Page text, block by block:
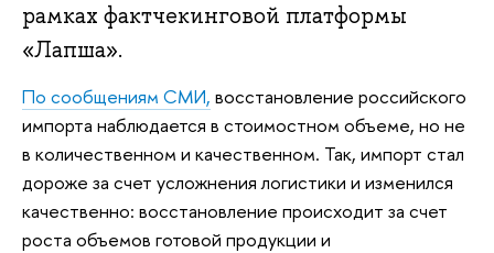
рамках фактчекинговой платформы
«Лапша».
По сообщениям СМИ, восстановление российского
импорта наблюдается в стоимостном объеме, но не
в количественном и качественном. Так, импорт стал
дороже за счет усложнения логистики и изменился
качественно: восстановление происходит за счет
роста объемов готовой продукции и